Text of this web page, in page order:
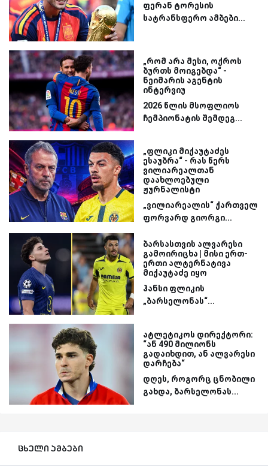
ფერან ტორესის
სატრანსფერო ამბები...
„რომ არა მესი, ოქროს
ბურთს მოიგებდა“ -
ნეიმარის აგენტის
ინტერვიუ
2026 წლის მსოფლიოს
ჩემპიონატის შემდეგ...
„ფლიკი მიქაუტაძეს
ესაუბრა“ - რას წერს
ვილიარეალთან
დაახლოებული
ჟურნალისტი
„ვილიარეალის“ ქართველ
ფორვარდ გიორგი...
ბარსასთვის ალვარესი
გამოირიცხა | მისი ერთ-
ერთი ალტერნატივა
მიქაუტაძე იყო
ჰანსი ფლიკის
„ბარსელონას“...
ატლეტიკოს დირექტორი:
“ან 490 მილიონს
გადაიხდით, ან ალვარესი
დარჩება“
დღეს, როგორც ცნობილი
გახდა, ბარსელონას...
ცხელი ამბები